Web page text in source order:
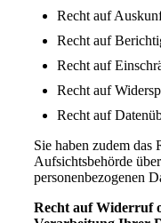
Recht auf
Recht auf
Recht auf
Recht auf
Recht auf
Sie haben zudem das
Aufsichtsbehörde
personenbezogenen
Recht auf Widerruf